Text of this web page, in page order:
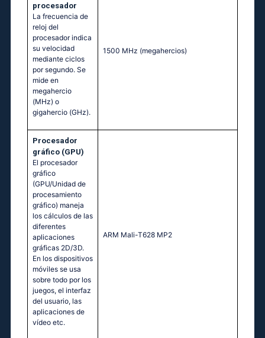
procesador
La frecuencia de
reloj del
procesador indica
su velocidad
mediante ciclos
por segundo. Se
mide en
megahercio
(MHz) o
gigahercio (GHz).
1500 MHz (megahercios)
Procesador
gráfico (GPU)
El procesador
gráfico
(GPU/Unidad de
procesamiento
gráfico) maneja
los cálculos de las
diferentes
aplicaciones
gráficas 2D/3D.
En los dispositivos
móviles se usa
sobre todo por los
juegos, el interfaz
del usuario, las
aplicaciones de
vídeo etc.
ARM Mali-T628 MP2